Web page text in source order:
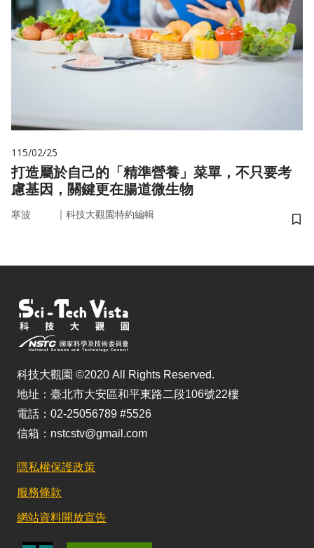
115/02/25
打造屬於自己的「精準營養」菜單，不只要考
慮基因，關鍵更在腸道微生物
寒波 ｜ 科技大觀園特約編輯
儲
科技大觀園 ©2020 All Rights Reserved.
地址：臺北市大安區和平東路二段106號22樓
電話：02-25056789 #5526
信箱：nstcstv@gmail.com
隱私權保護政策
服務條款
網站資料開放宣告